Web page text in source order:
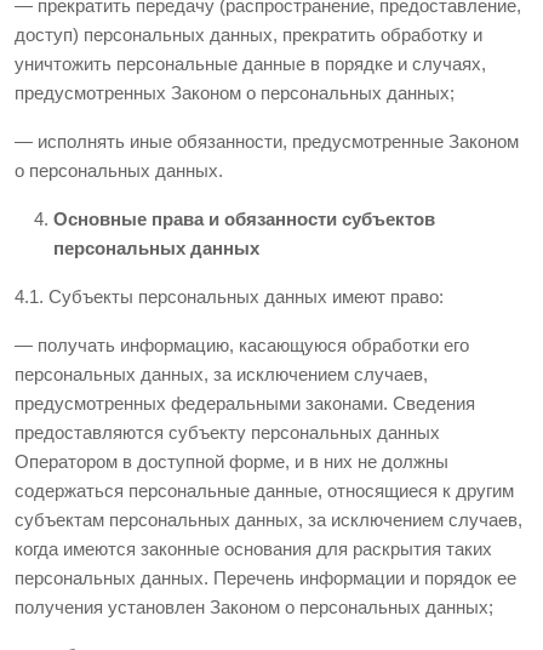
— прекратить передачу (распространение, предоставление,
доступ) персональных данных, прекратить обработку и
уничтожить персональные данные в порядке и случаях,
предусмотренных Законом о персональных данных;
— исполнять иные обязанности, предусмотренные Законом
о персональных данных.
Основные права и обязанности субъектов
персональных данных
4.1. Субъекты персональных данных имеют право:
— получать информацию, касающуюся обработки его
персональных данных, за исключением случаев,
предусмотренных федеральными законами. Сведения
предоставляются субъекту персональных данных
Оператором в доступной форме, и в них не должны
содержаться персональные данные, относящиеся к другим
субъектам персональных данных, за исключением случаев,
когда имеются законные основания для раскрытия таких
персональных данных. Перечень информации и порядок ее
получения установлен Законом о персональных данных;